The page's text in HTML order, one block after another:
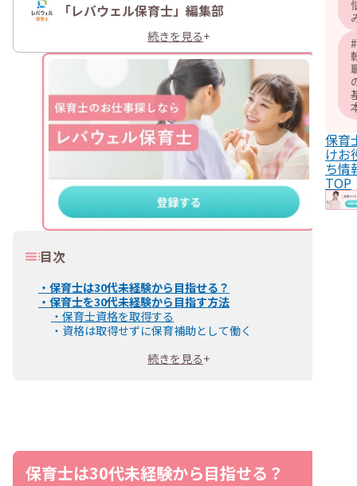
#
保育
けお
ち情
TOP
「レバウェル保育士」編集部
続きを見る+
目次
・ 保育士は30代未経験から目指せる？
・ 保育士を30代未経験から目指す方法
・ 保育士資格を取得する
・ 資格は取得せずに保育補助として働く
保育士試験に合格する
・保育士として働ける職場をチェックする
続きを見る+
保育士は30代未経験から目指せる？